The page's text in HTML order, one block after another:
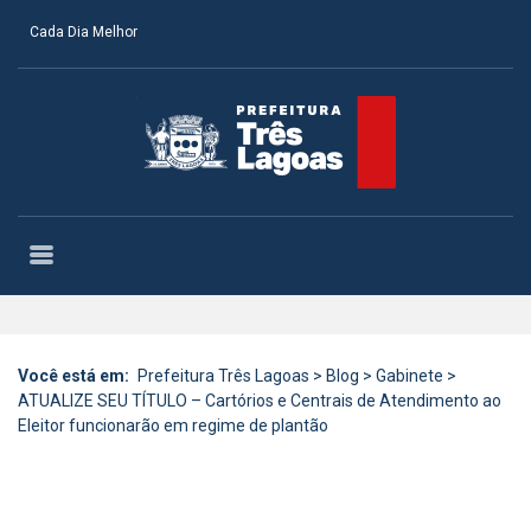
Cada Dia Melhor
Você está em: Prefeitura Três Lagoas > Blog > Gabinete >
ATUALIZE SEU TÍTULO – Cartórios e Centrais de Atendimento ao
Eleitor funcionarão em regime de plantão